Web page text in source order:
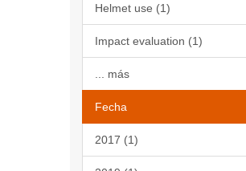
Helmet use (1)
Impact evaluation (1)
... más
Fecha
2017 (1)